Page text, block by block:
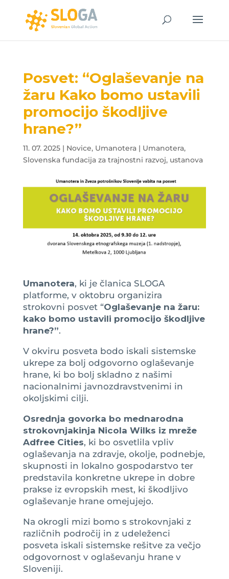
Posvet: “Oglaševanje na
žaru Kako bomo ustavili
promocijo škodljive
hrane?”
11. 07. 2025| Novice, Umanotera | Umanotera,
Slovenska fundacija za trajnostni razvoj, ustanova
Umanotera, ki je članica SLOGA
platforme, v oktobru organizira
strokovni posvet “Oglaševanje na žaru:
kako bomo ustavili promocijo škodljive
hrane?”.
V okviru posveta bodo iskali sistemske
ukrepe za bolj odgovorno oglaševanje
hrane, ki bo bolj skladno z našimi
nacionalnimi javnozdravstvenimi in
okoljskimi cilji.
Osrednja govorka bo mednarodna
strokovnjakinja Nicola Wilks iz mreže
Adfree Cities, ki bo osvetlila vpliv
oglaševanja na zdravje, okolje, podnebje,
skupnosti in lokalno gospodarstvo ter
predstavila konkretne ukrepe in dobre
prakse iz evropskih mest, ki škodljivo
oglaševanje hrane omejujejo.
Na okrogli mizi bomo s strokovnjaki z
različnih področij in z udeleženci
posveta iskali sistemske rešitve za večjo
odgovornost v oglaševanju hrane v
Sloveniji.